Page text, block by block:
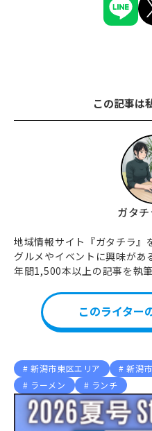
この記事は
ガタ
地域情報サイト『ガタチラ
グルメやイベントに興味が
年間1,500本以上の記事を執
このライター
新潟市東区エリア 新潟
ラーメン
ランチ